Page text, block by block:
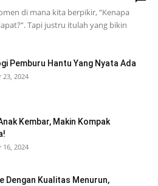
di mana kita berpikir, “Kenapa
Tapi justru itulah yang bikin
Pemburu Hantu Yang Nyata Ada
23, 2024
Kembar, Makin Kompak
16, 2024
Dengan Kualitas Menurun,